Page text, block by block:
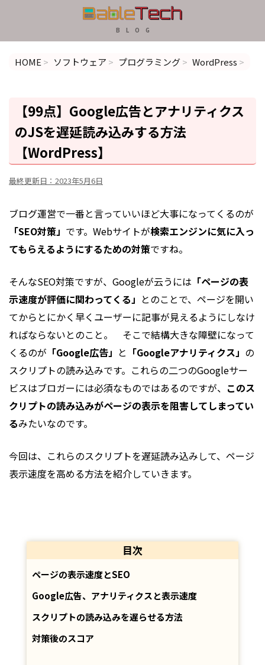
B L O G
HOME > ソフトウェア > プログラミング> WordPress >
【99点】Google広告とアナリティクス
のJSを遅延読み込みする方法
【WordPress】
最終更新日： 2023年5月6日
ブログ運営で一番と言っていいほど大事になってくるのが
「SEO対策」 です。Webサイトが検索エンジンに気に入っ
てもらえるようにするための対策ですね。
そんなSEO対策ですが、Googleが云うには 「ページの表
示速度が評価に関わってくる」 とのことで、ページを開い
てからとにかく早くユーザーに記事が見えるようにしなけ
ればならないとのこと。 そこで結構大きな障壁になって
くるのが 「Google広告」 と 「Googleアナリティクス」 の
スクリプトの読み込みです。これらの二つのGoogleサー
ビスはブロガーには必須なものではあるのですが、 このス
クリプトの読み込みがページの表示を阻害してしまってい
るみたいなのです。
今回は、これらのスクリプトを遅延読み込みして、ページ
表示速度を高める方法を紹介していきます。
目次
ページの表示速度とSEO
Google広告、アナリティクスと表示速度
スクリプトの読み込みを遅らせる方法
対策後のスコア